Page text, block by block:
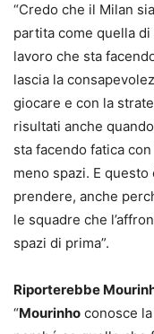
“Credo che il Milan
partita come quella
lavoro che sta
lascia la
giocare e con la
risultati anche
sta facendo fatica
meno spazi. E
prendere, anche
le squadre che
spazi di prima”.
Riporterebbe
“Mourinho conosce la